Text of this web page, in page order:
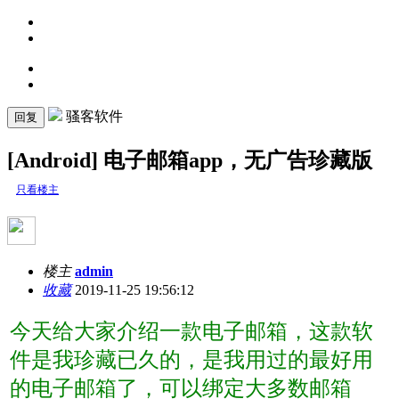
回复 骚客软件
[Android] 电子邮箱app，无广告珍藏版
只看楼主
楼主 admin
收藏2019-11-25 19:56:12
今天给大家介绍一款电子邮箱，这款软
件是我珍藏已久的，是我用过的最好用
的电子邮箱了，可以绑定大多数邮箱